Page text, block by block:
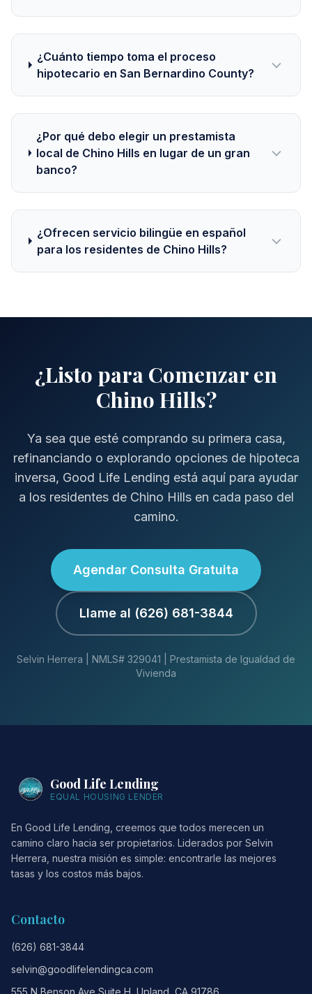
¿Cuánto tiempo toma el proceso
hipotecario en San Bernardino County?
¿Por qué debo elegir un prestamista
local de Chino Hills en lugar de un gran
banco?
¿Ofrecen servicio bilingüe en español
para los residentes de Chino Hills?
¿Listo para Comenzar en
Chino Hills?
Ya sea que esté comprando su primera casa,
refinanciando o explorando opciones de hipoteca
inversa, Good Life Lending está aquí para ayudar
a los residentes de Chino Hills en cada paso del
camino.
Agendar Consulta Gratuita
Llame al (626) 681-3844
Selvin Herrera | NMLS# 329041 | Prestamista de Igualdad de
Vivienda
Good Life Lending
EQUAL HOUSING LENDER
En Good Life Lending, creemos que todos merecen un
camino claro hacia ser propietarios. Liderados por Selvin
Herrera, nuestra misión es simple: encontrarle las mejores
tasas y los costos más bajos.
Contacto
(626) 681-3844
selvin@goodlifelendingca.com
555 N Benson Ave Suite H, Upland, CA 91786